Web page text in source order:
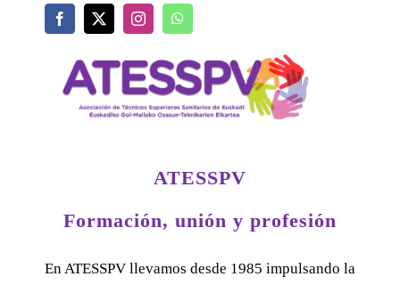
ATESSPV
Formación, unión y profesión
En ATESSPV llevamos desde 1985 impulsando la